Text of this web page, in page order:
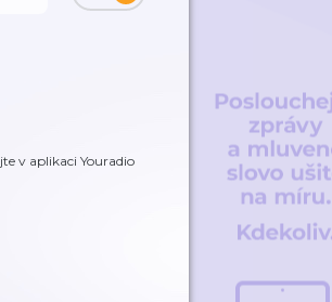
v aplikaci Youradio